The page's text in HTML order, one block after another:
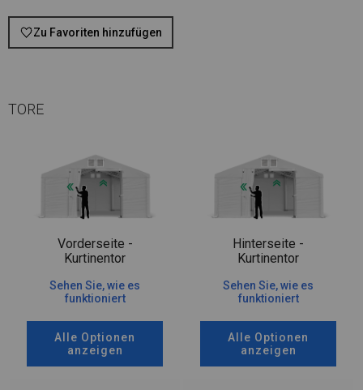
Zu Favoriten hinzufügen
TORE
Vorderseite -
Kurtinentor
Sehen Sie, wie es
funktioniert
Alle Optionen
anzeigen
Hinterseite -
Kurtinentor
Sehen Sie, wie es
funktioniert
Alle Optionen
anzeigen